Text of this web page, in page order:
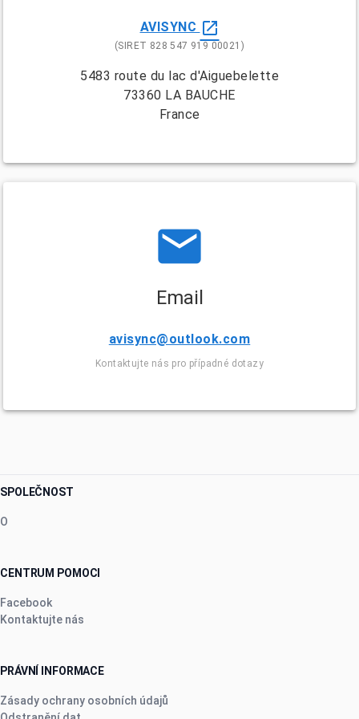
AVISYNC open_in_new
(SIRET 828 547 919 00021)
5483 route du lac d'Aiguebelette
73360 LA BAUCHE
France
email
Email
avisync@outlook.com
Kontaktujte nás pro případné dotazy
SPOLEČNOST
O
CENTRUM POMOCI
Facebook
Kontaktujte nás
PRÁVNÍ INFORMACE
Zásady ochrany osobních údajů